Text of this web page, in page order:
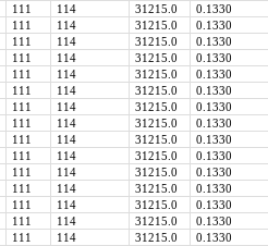
111 114 31215.0
0.1330
111 114 31215.0
0.1330
111 114 31215.0
0.1330
111 114 31215.0
0.1330
111 114 31215.0
0.1330
111 114 31215.0
0.1330
111 114 31215.0
0.1330
111 114 31215.0
0.1330
111 114 31215.0
0.1330
111 114 31215.0
0.1330
111 114 31215.0
0.1330
111 114 31215.0
0.1330
111 114 31215.0
0.1330
111 114 31215.0
0.1330
111 114 31215.0
0.1330